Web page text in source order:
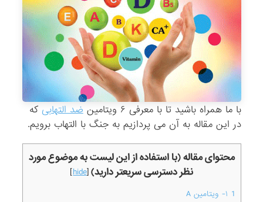
با ما همراه باشید تا با معرفی ۶ ویتامین ضد التهابی که
در این مقاله به آن می پردازیم به جنگ با التهاب برویم.
محتوای مقاله (با استفاده از این لیست به موضوع مورد
نظر دسترسی سریعتر دارید)[
hide
]
1